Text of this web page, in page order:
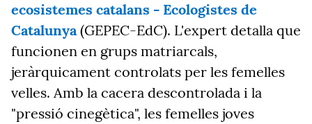
ecosistemes catalans - Ecologistes de
Catalunya(GEPEC-EdC). L'expert detalla que
funcionen en grups matriarcals,
jeràrquicament controlats per les femelles
velles. Amb la cacera descontrolada i la
"pressió cinegètica", les femelles joves